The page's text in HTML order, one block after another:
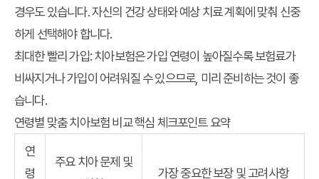
경우도 있습니다. 자신의 건강 상태와 예상 치료 계획에 맞춰 신중
하게 선택해야 합니다.
최대한 빨리 가입: 치아보험은 가입 연령이 높아질수록 보험료가
비싸지거나 가입이 어려워질 수 있으므로, 미리 준비하는 것이 좋
습니다.
연령별 맞춤 치아보험 비교 핵심 체크포인트 요약
연
령
주요 치아 문제 및
가장 중요한 보장 및 고려사항